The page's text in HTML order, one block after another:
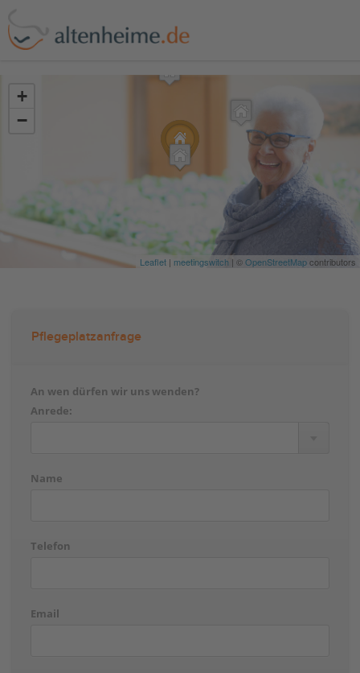
+
−
Leaflet | meetingswitch | ©OpenStreetMapcontributors
Pflegeplatzanfrage
An wen dürfen wir uns wenden?
Anrede:
Name
Telefon
Email